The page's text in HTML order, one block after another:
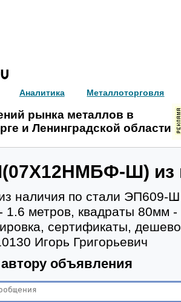
Аналитика Металлоторговля
рынка металлов в
и Ленинградской области
Ш) из
наличия по стали ЭП609-Ш
1.6 метров, квадраты 80мм -
сертификаты, дешево
Игорь Григорьевич
объявления